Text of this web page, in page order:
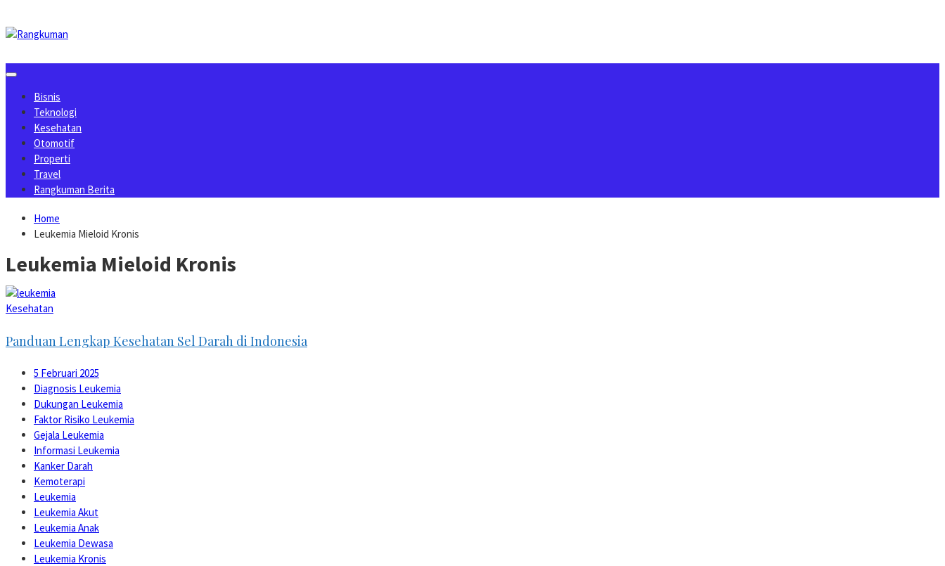
to
content
Bisnis
Teknologi
Kesehatan
Otomotif
Properti
Travel
Rangkuman Berita
Home
Leukemia Mieloid Kronis
Leukemia Mieloid Kronis
Kesehatan
Panduan Lengkap Kesehatan Sel Darah di Indonesia
5 Februari 2025
Diagnosis Leukemia
Dukungan Leukemia
Faktor Risiko Leukemia
Gejala Leukemia
Informasi Leukemia
Kanker Darah
Kemoterapi
Leukemia
Leukemia Akut
Leukemia Anak
Leukemia Dewasa
Leukemia Kronis